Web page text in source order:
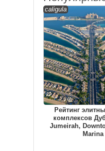
caligula
Рейтинг
комплексов
Jumeirah,
Marina